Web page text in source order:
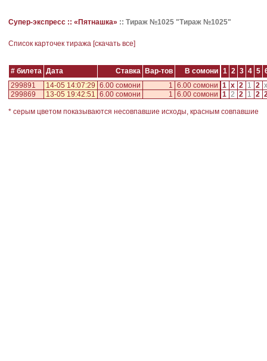
Супер-экспресс :: «Пятнашка» :: Тираж №1025 "Тираж №1025"
Cписок карточек тиража [скачать все]
# билета Дата Ставка Вар-тов В сомони 1 2 3 4 5
299891
14-05 14:07:29 6.00 сомони 1 6.00 сомони 1 x 2 1 2 x
299869
13-05 19:42:51 6.00 сомони 1 6.00 сомони 1 2 2 1 2
* серым цветом показываются несовпавшие исходы, красным совпавшие